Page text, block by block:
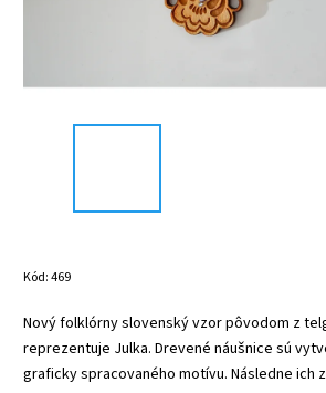
Kód:469
Nový folklórny slovenský vzor pôvodom z
reprezentuje Julka. Drevené náušnice sú
graficky spracovaného motívu. Následne ich